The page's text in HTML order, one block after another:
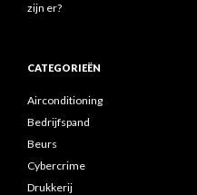
zijn er?
CATEGORIEËN
Airconditioning
Bedrijfspand
Beurs
Cybercrime
Drukkerij